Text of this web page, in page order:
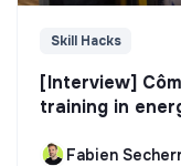
Skill Hacks
[Interview]
training in
Fabien